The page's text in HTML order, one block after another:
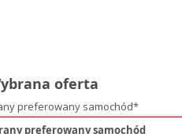
oferta
preferowany samochód*